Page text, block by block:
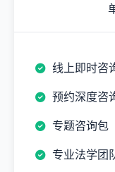
线上即时咨
预约深度咨
专题咨询包
专业法学团